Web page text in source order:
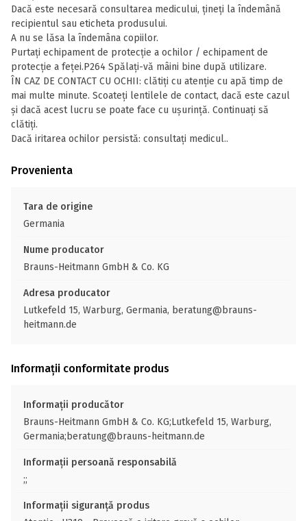
Dacă este necesară consultarea medicului, ţineţi la îndemână
recipientul sau eticheta produsului.
A nu se lăsa la îndemâna copiilor.
Purtaţi echipament de protecţie a ochilor / echipament de
protecţie a feţei.P264 Spălaţi-vă mâini bine după utilizare.
ÎN CAZ DE CONTACT CU OCHII: clătiţi cu atenţie cu apă timp de
mai multe minute. Scoateţi lentilele de contact, dacă este cazul
şi dacă acest lucru se poate face cu uşurinţă. Continuaţi să
clătiţi.
Dacă iritarea ochilor persistă: consultaţi medicul..
Provenienta
Tara de origine
Germania
Nume producator
Brauns-Heitmann GmbH & Co. KG
Adresa producator
Lutkefeld 15, Warburg, Germania, beratung@brauns-
heitmann.de
Informații conformitate produs
Informații producător
Brauns-Heitmann GmbH & Co. KG;Lutkefeld 15, Warburg,
Germania;beratung@brauns-heitmann.de
Informații persoană responsabilă
;;
Informații siguranță produs